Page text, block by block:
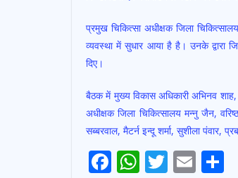
प्रमुख चिकित्सा अधीक्षक जिला
व्यवस्था में सुधार आया है है। उनके द्वारा
दिए।
बैठक में मुख्य विकास अधिकारी अभिनव शाह,
अधीक्षक जिला चिकित्सालय मन्नु जैन,
सब्बरवाल, मैटर्न इन्दू शर्मा, सुशीला पंवार,
F W T E